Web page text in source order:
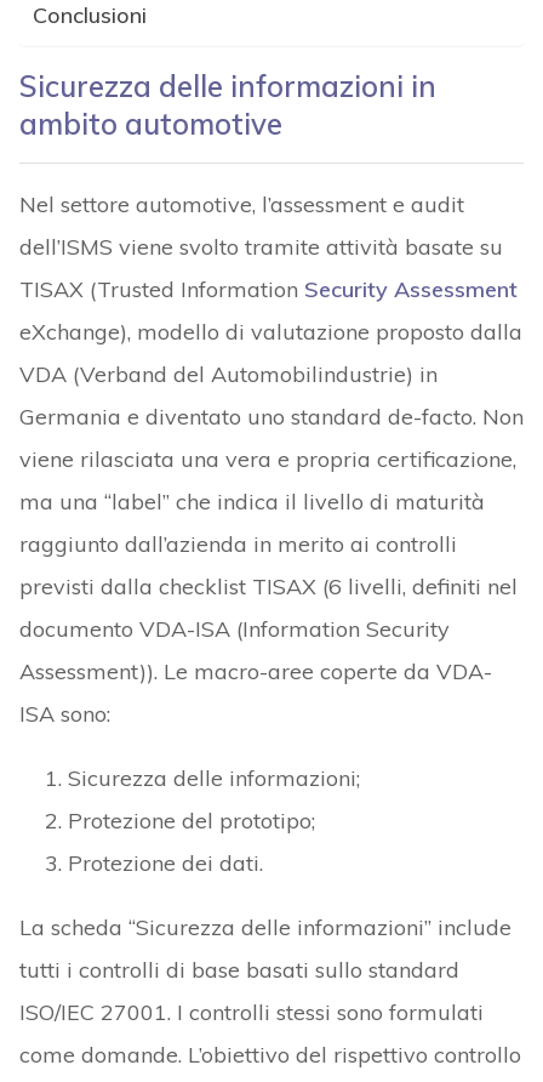
Conclusioni
Sicurezza delle informazioni in
ambito automotive
Nel settore automotive, l’assessment e audit
dell’ISMS viene svolto tramite attività basate su
TISAX (Trusted Information Security Assessment
eXchange), modello di valutazione proposto dalla
VDA (Verband del Automobilindustrie) in
Germania e diventato uno standard de-facto. Non
viene rilasciata una vera e propria certificazione,
ma una “label” che indica il livello di maturità
raggiunto dall’azienda in merito ai controlli
previsti dalla checklist TISAX (6 livelli, definiti nel
documento VDA-ISA (Information Security
Assessment)). Le macro-aree coperte da VDA-
ISA sono:
Sicurezza delle informazioni;
Protezione del prototipo;
Protezione dei dati.
La scheda “Sicurezza delle informazioni” include
tutti i controlli di base basati sullo standard
ISO/IEC 27001. I controlli stessi sono formulati
come domande. L’obiettivo del rispettivo controllo